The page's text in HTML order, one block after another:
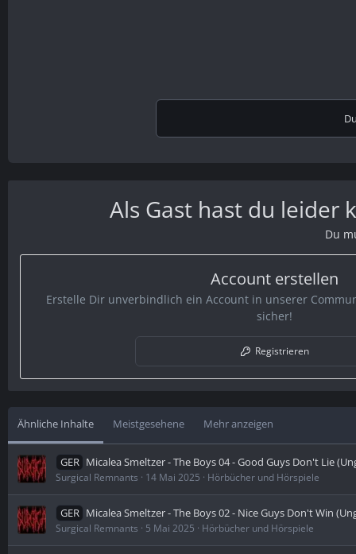
Als Gast hast du leider
Du
Account erstellen
Erstelle Dir unverbindlich ein Account in unserer
sicher!
Registrieren
Ähnliche Inhalte Meistgesehene Mehr anzeigen
GER Micalea Smeltzer - The Boys 04 - Good Guys Don't Lie
Surgical Remnants 14 Mai 2025 Hörbücher und Hörspiele
GER Micalea Smeltzer - The Boys 02 - Nice Guys Don't Win
Surgical Remnants 5 Mai 2025 Hörbücher und Hörspiele